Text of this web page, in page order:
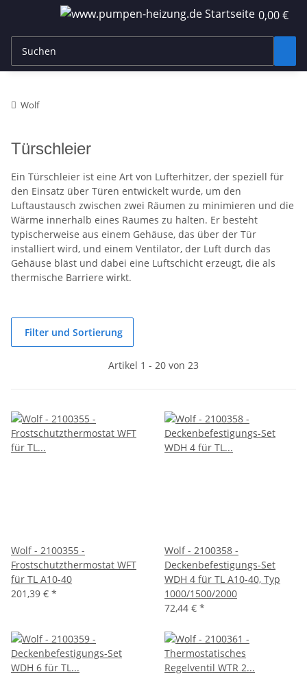
0,00 €
Wolf
Türschleier
Ein Türschleier ist eine Art von Lufterhitzer, der speziell für
den Einsatz über Türen entwickelt wurde, um den
Luftaustausch zwischen zwei Räumen zu minimieren und die
Wärme innerhalb eines Raumes zu halten. Er besteht
typischerweise aus einem Gehäuse, das über der Tür
installiert wird, und einem Ventilator, der Luft durch das
Gehäuse bläst und dabei eine Luftschicht erzeugt, die als
thermische Barriere wirkt.
Filter und Sortierung
Artikel 1 - 20 von 23
Wolf - 2100355 -
Frostschutzthermostat WFT
für TL A10-40
201,39 € *
Wolf - 2100358 -
Deckenbefestigungs-Set
WDH 4 für TL A10-40, Typ
1000/1500/2000
72,44 € *